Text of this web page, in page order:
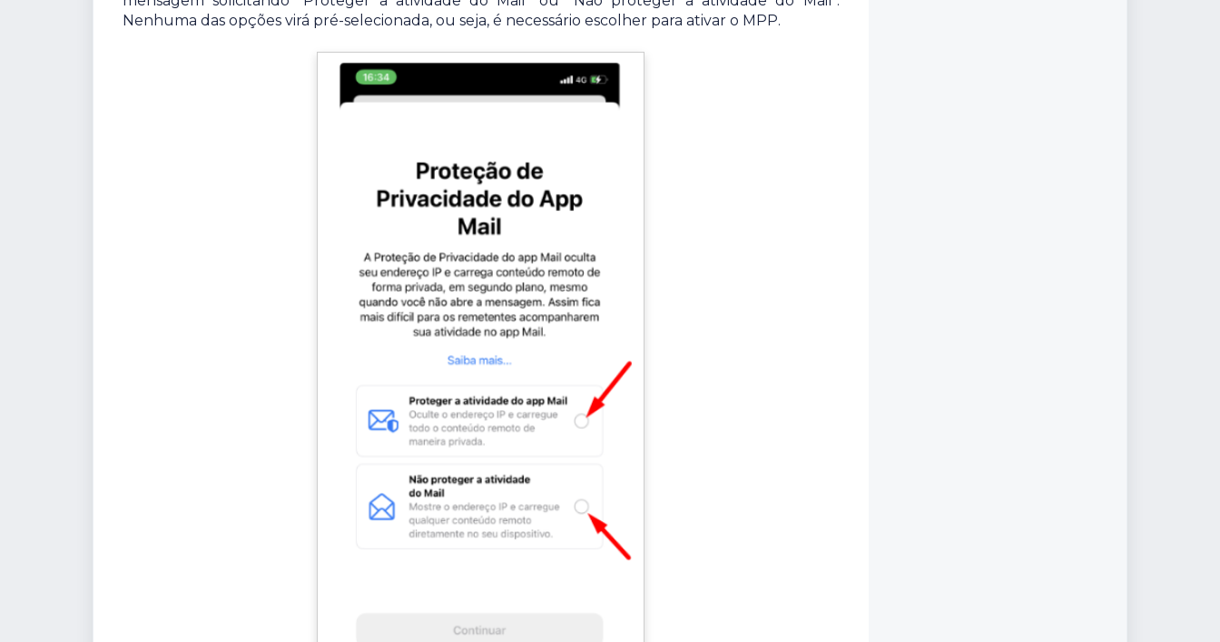
Nenhuma das opções virá pré-selecionada, ou seja, é necessário escolher para ativar o MPP.